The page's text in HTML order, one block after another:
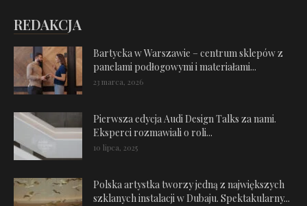
REDAKCJA
Bartycka w Warszawie – centrum sklepów z
panelami podłogowymi i materiałami...
23 marca, 2026
Pierwsza edycja Audi Design Talks za nami.
Eksperci rozmawiali o roli...
10 lipca, 2025
Polska artystka tworzy jedną z największych
szklanych instalacji w Dubaju. Spektakularny...